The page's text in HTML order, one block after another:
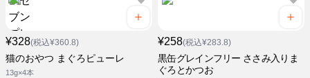
¥328(税込¥360.8)
猫のおやつ まぐろピューレ
13g×4本
¥258(税込¥283.8)
黒缶グレインフリー ささみ入りま
ぐろとかつお